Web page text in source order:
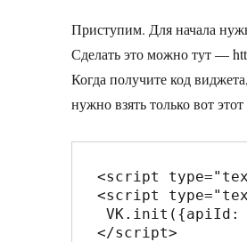
Приступим. Для начала
Сделать это можно тут —
Когда получите код
нужно взять только вот
<script
<script
VK.init({apiId: ID вашего сайта/приложения, onlyWidgets: true});
</script>